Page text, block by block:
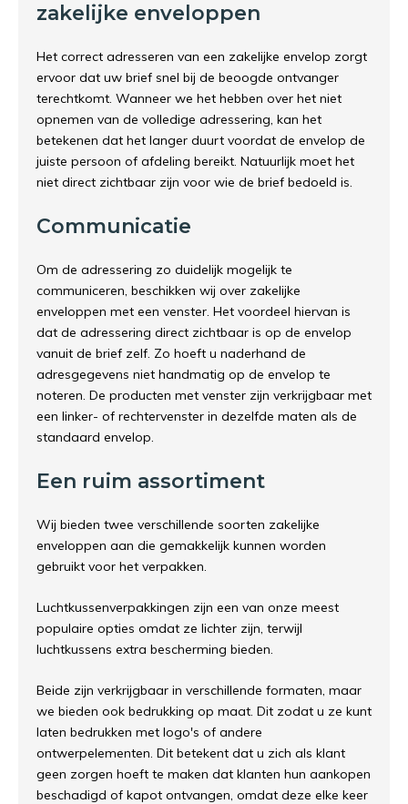
zakelijke enveloppen
Het correct adresseren van een zakelijke envelop zorgt
ervoor dat uw brief snel bij de beoogde ontvanger
terechtkomt. Wanneer we het hebben over het niet
opnemen van de volledige adressering, kan het
betekenen dat het langer duurt voordat de envelop de
juiste persoon of afdeling bereikt. Natuurlijk moet het
niet direct zichtbaar zijn voor wie de brief bedoeld is.
Communicatie
Om de adressering zo duidelijk mogelijk te
communiceren, beschikken wij over zakelijke
enveloppen met een venster. Het voordeel hiervan is
dat de adressering direct zichtbaar is op de envelop
vanuit de brief zelf. Zo hoeft u naderhand de
adresgegevens niet handmatig op de envelop te
noteren. De producten met venster zijn verkrijgbaar met
een linker- of rechtervenster in dezelfde maten als de
standaard envelop.
Een ruim assortiment
Wij bieden twee verschillende soorten zakelijke
enveloppen aan die gemakkelijk kunnen worden
gebruikt voor het verpakken.
Luchtkussenverpakkingen zijn een van onze meest
populaire opties omdat ze lichter zijn, terwijl
luchtkussens extra bescherming bieden.
Beide zijn verkrijgbaar in verschillende formaten, maar
we bieden ook bedrukking op maat. Dit zodat u ze kunt
laten bedrukken met logo's of andere
ontwerpelementen. Dit betekent dat u zich als klant
geen zorgen hoeft te maken dat klanten hun aankopen
beschadigd of kapot ontvangen, omdat deze elke keer